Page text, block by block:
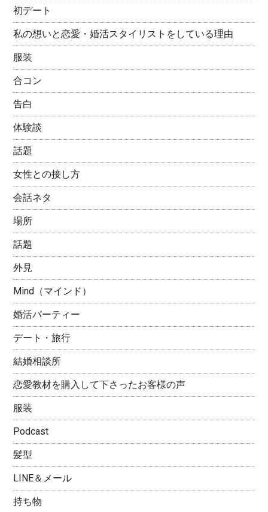
初デート
私の想いと恋愛・婚活スタイリストをしている理由
服装
合コン
告白
体験談
話題
女性との接し方
会話ネタ
場所
話題
外見
Mind（マインド）
婚活パーティー
デート・旅行
結婚相談所
恋愛教材を購入して下さったお客様の声
服装
Podcast
髪型
LINE＆メール
持ち物